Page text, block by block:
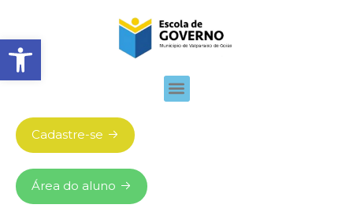
Abrir barra de ferramentas
Cadastre-se
Área do aluno